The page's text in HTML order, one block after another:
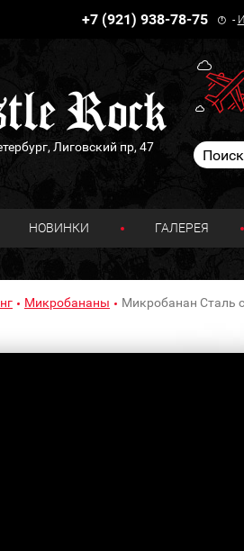
+7 (921) 938-78-75 -
Лиговский пр, 47
НОВИНКИ ГАЛЕРЕЯ
Микробананы Микробанан Сталь